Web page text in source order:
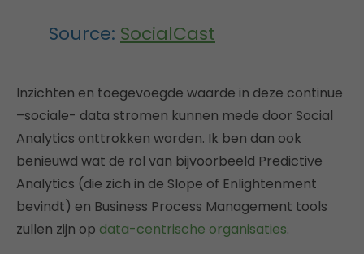
Source: SocialCast
Inzichten en toegevoegde waarde in deze continue
–sociale- data stromen kunnen mede door Social
Analytics onttrokken worden. Ik ben dan ook
benieuwd wat de rol van bijvoorbeeld Predictive
Analytics (die zich in de Slope of Enlightenment
bevindt) en Business Process Management tools
zullen zijn op data-centrische organisaties.